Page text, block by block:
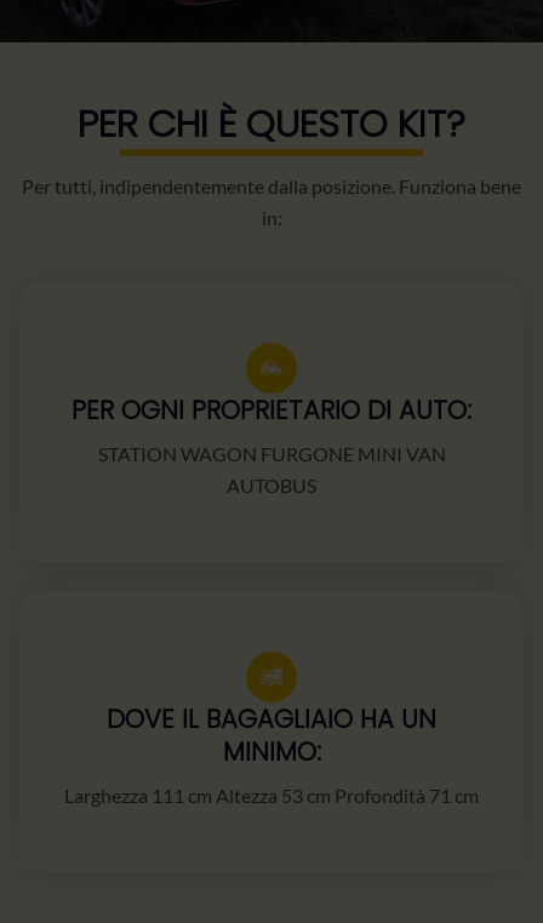
PER CHI È QUESTO KIT?
Per tutti, indipendentemente dalla posizione. Funziona bene
in:
PER OGNI PROPRIETARIO DI AUTO:
STATION WAGON FURGONE MINI VAN
AUTOBUS
DOVE IL BAGAGLIAIO HA UN
MINIMO:
Larghezza 111 cm Altezza 53 cm Profondità 71 cm